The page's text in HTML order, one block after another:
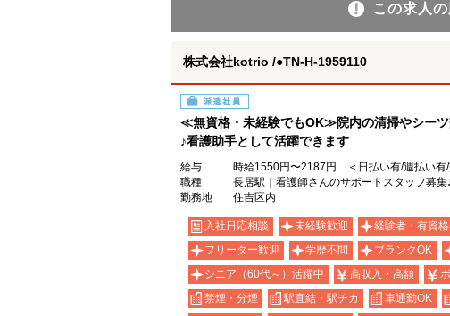
この求人
株式会社kotrio /●TN-H-1959110
派遣社員
≪無資格・未経験でもOK≫院内の清掃やシーツ
♪看護助手として活躍できます
給与
時給1550円〜2187円 ＜日払い有/週払い有/
職種
長居駅｜看護師さんのサポートスタッフ募集
勤務地
住吉区内
入社日応相談 未経験歓迎 経験者・有資
フリーター歓迎
学歴不問 ブランクOK
シニア（60代～）活躍中
高収入・高額
禁煙・分煙
駅直結・駅チカ 車通勤OK